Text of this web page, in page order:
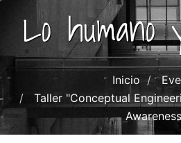
Lo humano
Inicio
Taller "Conceptual